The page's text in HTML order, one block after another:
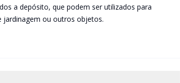
a depósito, que podem ser utilizados para
jardinagem ou outros objetos.